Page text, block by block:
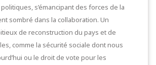
s’émancipant des forces de la
sombré dans la collaboration. Un
de reconstruction du pays et de
comme la sécurité sociale dont nous
ou le droit de vote pour les